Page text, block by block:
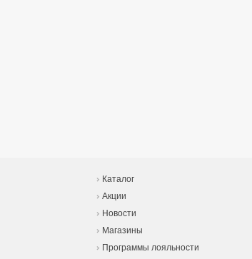
Каталог
Акции
Новости
Магазины
Программы лояльности